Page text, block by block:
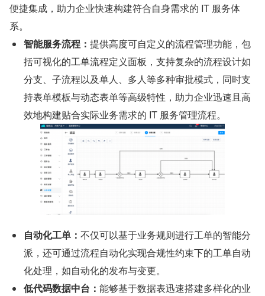
便捷集成，助力企业快速构建符合自身需求的 IT 服务体
系。
智能服务流程： 提供高度可自定义的流程管理功能，包
括可视化的工单流程定义面板，支持复杂的流程设计如
分支、子流程以及单人、多人等多种审批模式，同时支
持表单模板与动态表单等高级特性，助力企业迅速且高
效地构建贴合实际业务需求的 IT 服务管理流程。
自动化工单： 不仅可以基于业务规则进行工单的智能分
派，还可通过流程自动化实现合规性约束下的工单自动
化处理，如自动化的发布与变更。
低代码数据中台： 能够基于数据表迅速搭建多样化的业